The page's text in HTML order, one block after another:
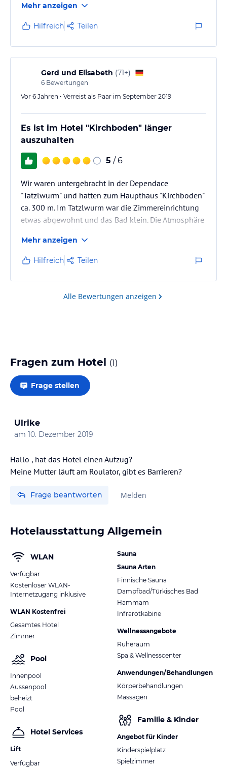
Mehr anzeigen
Hilfreich Teilen
Gerd und Elisabeth (71+)
6 Bewertungen
Vor 6 Jahren • Verreist als Paar im September 2019
Es ist im Hotel "Kirchboden" länger
auszuhalten
5 / 6
Wir waren untergebracht in der Dependace
"Tatzlwurm" und hatten zum Haupthaus "Kirchboden"
ca. 300 m. Im Tatzlwurm war die Zimmereinrichtung
etwas abgewohnt und das Bad klein. Die Atmosphäre
hat das ausgeglichen. Frühstücksbuffet mit reichlich
Auswahl an Käse und Wurst
und einer Müsliecke mit leckerem Trockenobst. Das
Abendbuffet bot jeden Tag
3 - 4 Fleisch-/Fischgerichte. Hervorzuheben ist das
Mehr anzeigen
Hilfreich Teilen
Alle Bewertungen anzeigen
Fragen zum Hotel (1)
Frage stellen
Ulrike
am 10. Dezember 2019
Hallo , hat das Hotel einen Aufzug?
Meine Mutter läuft am Roulator, gibt es Barrieren?
Frage beantworten Melden
Hotelausstattung Allgemein
WLAN
Verfügbar
Kostenloser WLAN-
Internetzugang inklusive
WLAN Kostenfrei
Gesamtes Hotel
Zimmer
Pool
Innenpool
Aussenpool
beheizt
Pool
Hotel Services
Lift
Verfügbar
Sauna
Sauna Arten
Finnische Sauna
Dampfbad/Türkisches Bad
Hammam
Infrarotkabine
Wellnessangebote
Ruheraum
Spa & Wellnesscenter
Anwendungen/Behandlungen
Körperbehandlungen
Massagen
Familie & Kinder
Angebot für Kinder
Kinderspielplatz
Spielzimmer